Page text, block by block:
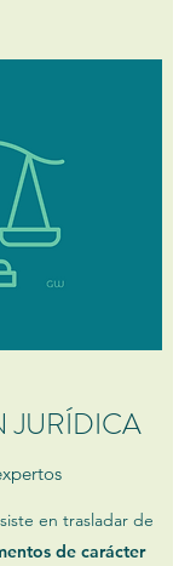
JURÍDICA
en trasladar de
de carácter